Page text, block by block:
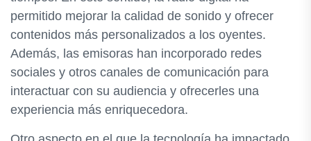
permitido mejorar la calidad de sonido y ofrecer
contenidos más personalizados a los oyentes.
Además, las emisoras han incorporado redes
sociales y otros canales de comunicación para
interactuar con su audiencia y ofrecerles una
experiencia más enriquecedora.